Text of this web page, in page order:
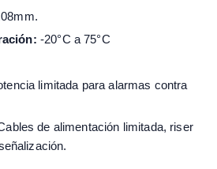
-20°C a 75°C
limitada para alarmas contra
de alimentación limitada, riser